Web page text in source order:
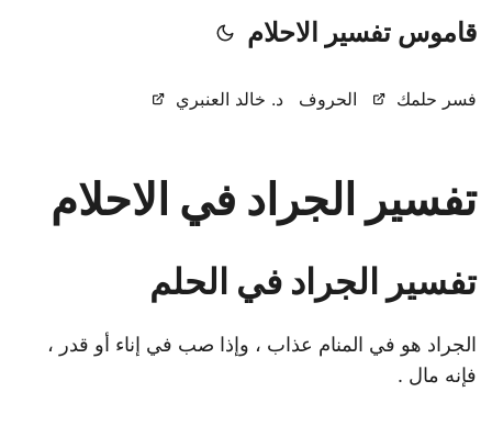
قاموس تفسير الاحلام
فسر حلمك الحروف د. خالد العنبري
تفسير الجراد في الاحلام
تفسير الجراد في الحلم
الجراد هو في المنام عذاب ، وإذا صب في إناء أو قدر ،
فإنه مال .